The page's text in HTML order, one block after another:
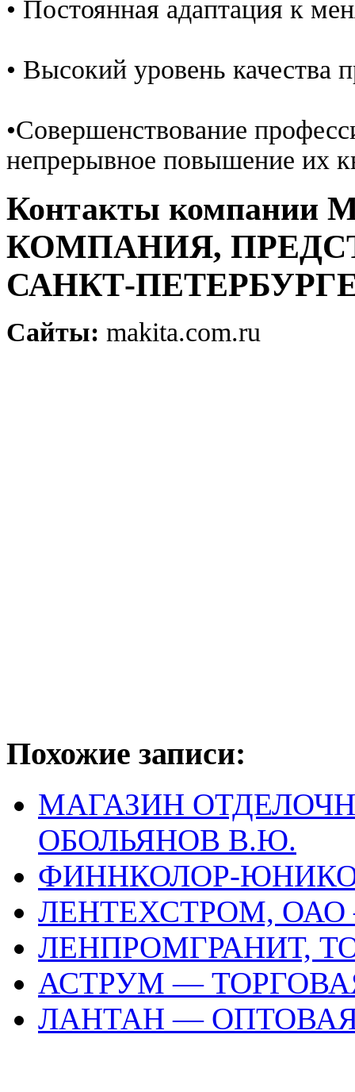
• Постоянная адаптация к
• Высокий уровень качества
•Совершенствование
непрерывное повышение их
Контакты
КОМПАНИЯ,
САНКТ-
Сайты: makita.com.ru
Похожие записи:
МАГАЗИН
ОБОЛЬЯНОВ В.Ю.
ФИННКОЛОР-
ЛЕНТЕХСТРОМ,
ЛЕНПРОМГРАНИТ,
АСТРУМ —
ЛАНТАН —